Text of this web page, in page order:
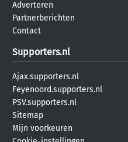
Adverteren
Partnerberichten
Contact
Supporters.nl
Ajax.supporters.nl
Feyenoord.supporters.nl
PSV.supporters.nl
Sitemap
Mijn voorkeuren